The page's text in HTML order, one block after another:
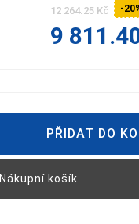
12 264.25 Kč -
9
PŘIDAT DO
Nákupní košík